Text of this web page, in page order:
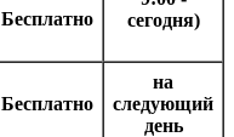
сегодня)
Бесплатно
Бесплатно
на
следующий
день